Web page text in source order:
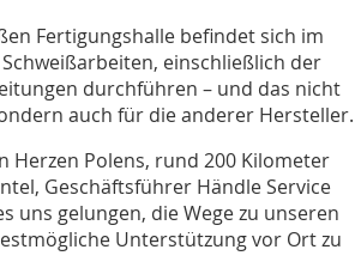
Fertigungshalle befindet sich im
einschließlich der
durchführen – und das nicht
auch für die anderer Hersteller.
Herzen Polens, rund 200 Kilometer
Geschäftsführer Händle Service
uns gelungen, die Wege zu unseren
Unterstützung vor Ort zu